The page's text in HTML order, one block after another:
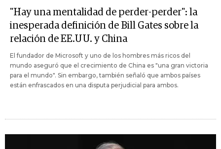
"Hay una mentalidad de perder-perder": la
inesperada definición de Bill Gates sobre la
relación de EE.UU. y China
El fundador de Microsoft y uno de los hombres más ricos del
mundo aseguró que el crecimiento de China es "una gran victoria
para el mundo". Sin embargo, también señaló que ambos países
están enfrascados en una disputa perjudicial para ambos.